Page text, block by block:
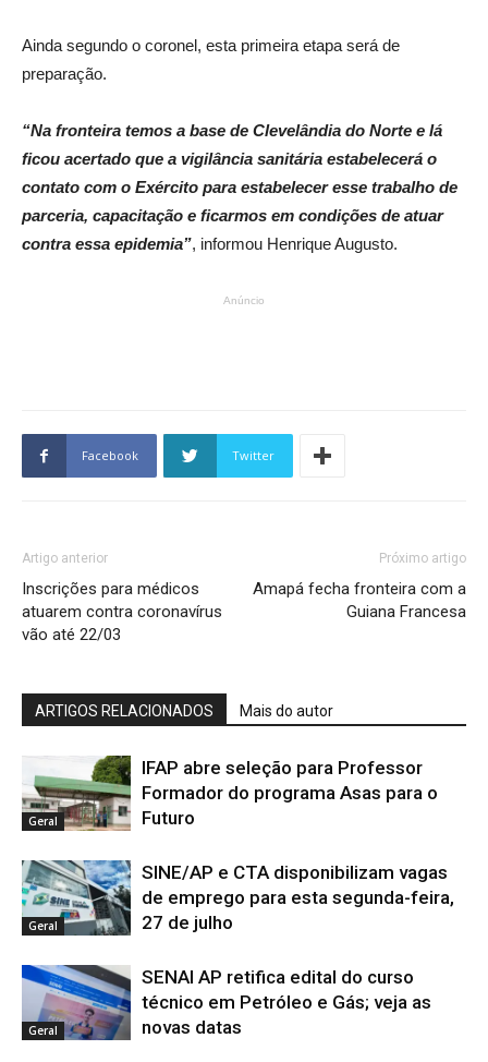
Ainda segundo o coronel, esta primeira etapa será de
preparação.
“Na fronteira temos a base de Clevelândia do Norte e lá
ficou acertado que a vigilância sanitária estabelecerá o
contato com o Exército para estabelecer esse trabalho de
parceria, capacitação e ficarmos em condições de atuar
contra essa epidemia”, informou Henrique Augusto.
Anúncio
Facebook Twitter
Artigo anterior
Inscrições para médicos
atuarem contra coronavírus
vão até 22/03
Próximo artigo
Amapá fecha fronteira com a
Guiana Francesa
ARTIGOS RELACIONADOS Mais do autor
Geral
IFAP abre seleção para Professor
Formador do programa Asas para o
Futuro
Geral
SINE/AP e CTA disponibilizam vagas
de emprego para esta segunda-feira,
27 de julho
Geral
SENAI AP retifica edital do curso
técnico em Petróleo e Gás; veja as
novas datas